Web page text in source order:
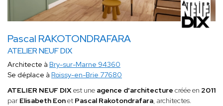
Pascal RAKOTONDRAFARA
ATELIER NEUF DIX
Architecte à Bry-sur-Marne 94360
Se déplace à Roissy-en-Brie 77680
ATELIER NEUF DIXest une agence d'architecture créée en 2011
par Elisabeth Eonet Pascal Rakotondrafara, architectes.